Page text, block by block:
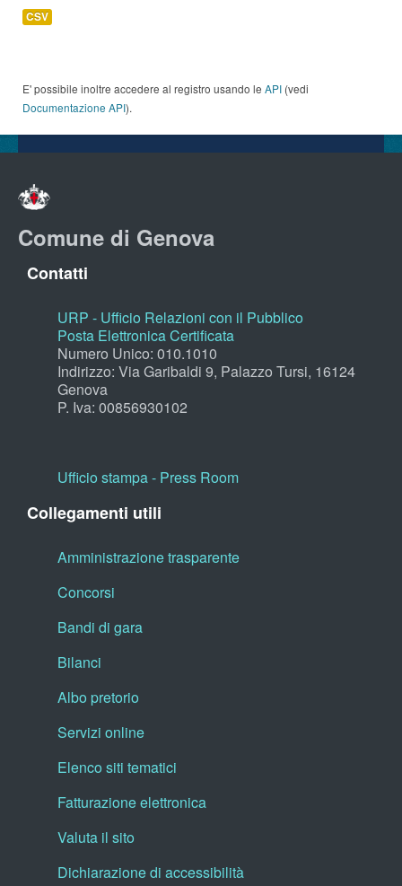
CSV
E' possibile inoltre accedere al registro usando le API (vedi
Documentazione API).
Comune di Genova
Contatti
URP - Ufficio Relazioni con il Pubblico
Posta Elettronica Certificata
Numero Unico: 010.1010
Indirizzo: Via Garibaldi 9, Palazzo Tursi, 16124
Genova
P. Iva: 00856930102
Ufficio stampa - Press Room
Collegamenti utili
Amministrazione trasparente
Concorsi
Bandi di gara
Bilanci
Albo pretorio
Servizi online
Elenco siti tematici
Fatturazione elettronica
Valuta il sito
Dichiarazione di accessibilità